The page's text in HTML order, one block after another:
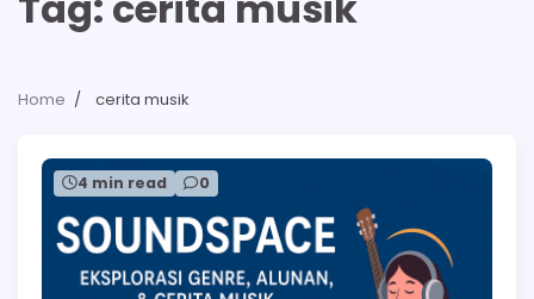
Home cerita musik
4 min read 0